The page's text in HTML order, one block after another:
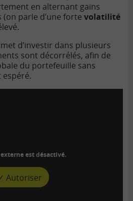
en alternant gains
parle d’une forte volatilité
d’investir dans plusieurs
sont décorrélés, afin de
du portefeuille sans
est désactivé.
Autoriser